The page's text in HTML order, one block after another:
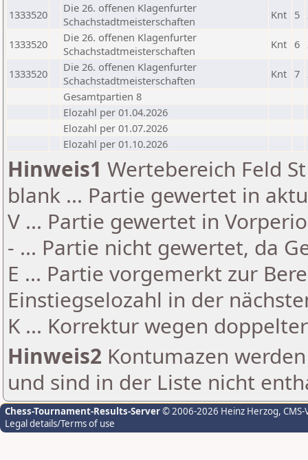
1333520
Die 26. offenen Klagenfurter
Schachstadtmeisterschaften
Knt 5
1333520
Die 26. offenen Klagenfurter
Schachstadtmeisterschaften
Knt 6
1333520
Die 26. offenen Klagenfurter
Schachstadtmeisterschaften
Knt 7
Gesamtpartien 8
Elozahl per 01.04.2026
Elozahl per 01.07.2026
Elozahl per 01.10.2026
Hinweis1 Wertebereich Feld
blank ... Partie gewertet in
V ... Partie gewertet in
- ... Partie nicht gewertet, da
E ... Partie vorgemerkt zur
Einstiegselozahl in der
K ... Korrektur wegen
Hinweis2 Kontumazen
und sind in der Liste nicht
Chess-Tournament-Results-Server© 2006-2026 Heinz Herzog,
Legal details/Terms of use